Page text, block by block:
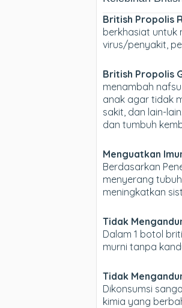
British Propolis
berkhasiat untuk
virus/penyakit,
British Propolis
menambah
anak agar tidak
sakit, dan lain-
dan tumbuh
Menguatkan
Berdasarkan
menyerang
meningkatkan
Tidak
Dalam 1 botol
murni tanpa
Tidak
Dikonsumsi
kimia yang